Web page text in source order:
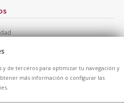
y de terceros para optimizar tu navegación y
más información o configurar las